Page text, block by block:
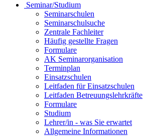
Seminar/Studium
Seminarschulen
Seminarschulsuche
Zentrale Fachleiter
Häufig gestellte Fragen
Formulare
AK Seminarorganisation
Terminplan
Einsatzschulen
Leitfaden für Einsatzschulen
Leitfaden Betreuungslehrkräfte
Formulare
Studium
Lehrer/in - was Sie erwartet
Allgemeine Informationen